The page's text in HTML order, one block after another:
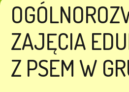
ZAJĘCIA
Z PSEM W